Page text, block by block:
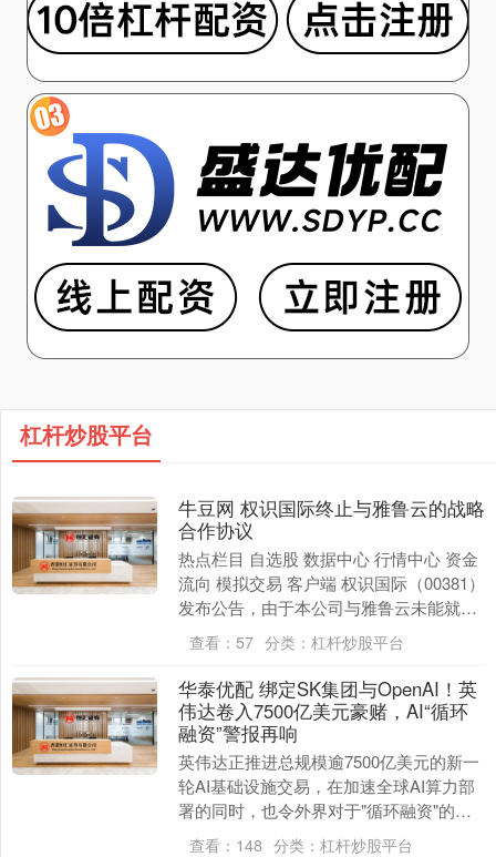
杠杆炒股平台
牛豆网 权识国际终止与雅鲁云的战略
合作协议
热点栏目 自选股 数据中心 行情中心 资金
流向 模拟交易 客户端 权识国际（00381）
发布公告，由于本公司与雅鲁云未能就合
作事项的重要条款达成进一步共识，所
以....
查看： 57 分类： 杠杆炒股平台
华泰优配 绑定SK集团与OpenAI！英
伟达卷入7500亿美元豪赌，AI“循环
融资”警报再响
英伟达正推进总规模逾7500亿美元的新一
轮AI基础设施交易，在加速全球AI算力部
署的同时，也令外界对于"循环融资"的担
忧再度升温。 英伟达与韩国....
查看： 148 分类： 杠杆炒股平台